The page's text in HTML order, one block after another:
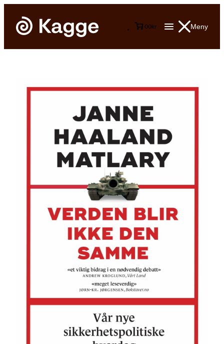
Meny
00kr